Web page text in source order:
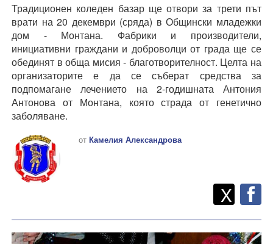
Традиционен коледен базар ще отвори за трети път
врати на 20 декември (сряда) в Общински младежки
дом - Монтана. Фабрики и производители,
инициативни граждани и доброволци от града ще се
обединят в обща мисия - благотворителност. Целта на
организаторите е да се съберат средства за
подпомагане лечението на 2-годишната Антония
Антонова от Монтана, която страда от генетично
заболяване.
от Камелия Александрова
Споделете
X